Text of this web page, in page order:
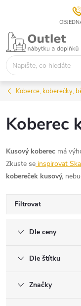
Přejít
obsah
Koberce, koberečky,
Koberec
Kusový koberec má
Zkuste se inspirovat
kobereček kusový,
Filtrovat
Dle ceny
Dle štítku
Značky